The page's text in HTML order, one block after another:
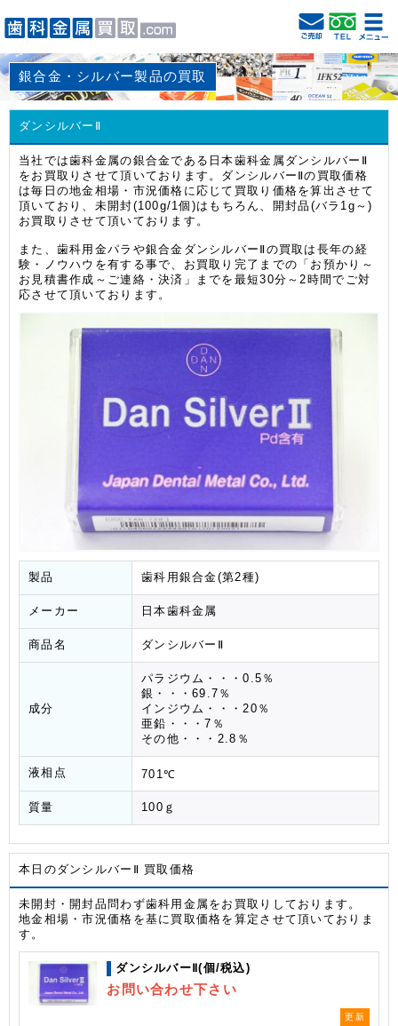
銀合金・シルバー製品の買取
ダンシルバーⅡ
当社では歯科金属の銀合金である日本歯科金属ダンシルバーⅡ
をお買取りさせて頂いております。ダンシルバーⅡの買取価格
は毎日の地金相場・市況価格に応じて買取り価格を算出させて
頂いており、未開封(100g/1個)はもちろん、開封品(バラ1g～)
お買取りさせて頂いております。
また、歯科用金パラや銀合金ダンシルバーⅡの買取は長年の経
験・ノウハウを有する事で、お買取り完了までの「お預かり～
お見積書作成～ご連絡・決済」までを最短30分～2時間でご対
応させて頂いております。
製品 歯科用銀合金(第2種)
メーカー 日本歯科金属
商品名 ダンシルバーⅡ
成分
パラジウム・・・0.5％
銀・・・69.7％
インジウム・・・20％
亜鉛・・・7％
その他・・・2.8％
液相点 701℃
質量 100ｇ
本日のダンシルバーⅡ 買取価格
未開封・開封品問わず歯科用金属をお買取りしております。
地金相場・市況価格を基に買取価格を算定させて頂いておりま
す。
ダンシルバーⅡ(個/税込)
お問い合わせ下さい
更新